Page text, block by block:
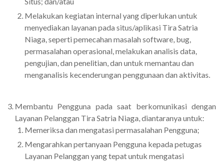
Melakukan kegiatan internal yang diperlukan untuk
menyediakan layanan pada situs/aplikasi Tira Satria
Niaga, seperti pemecahan masalah software, bug,
permasalahan operasional, melakukan analisis data,
pengujian, dan penelitian, dan untuk memantau dan
menganalisis kecenderungan penggunaan dan aktivitas.
Membantu Pengguna pada saat berkomunikasi dengan
Layanan Pelanggan Tira Satria Niaga, diantaranya untuk:
Memeriksa dan mengatasi permasalahan Pengguna;
Mengarahkan pertanyaan Pengguna kepada petugas
Layanan Pelanggan yang tepat untuk mengatasi